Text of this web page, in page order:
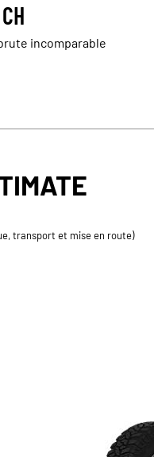
incomparable
transport et mise en route)